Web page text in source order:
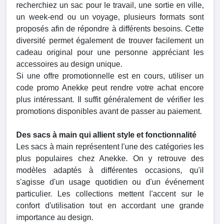
recherchiez un sac pour le travail, une sortie en ville,
un week-end ou un voyage, plusieurs formats sont
proposés afin de répondre à différents besoins. Cette
diversité permet également de trouver facilement un
cadeau original pour une personne appréciant les
accessoires au design unique.
Si une offre promotionnelle est en cours, utiliser un
code promo Anekke peut rendre votre achat encore
plus intéressant. Il suffit généralement de vérifier les
promotions disponibles avant de passer au paiement.
Des sacs à main qui allient style et fonctionnalité
Les sacs à main représentent l'une des catégories les
plus populaires chez Anekke. On y retrouve des
modèles adaptés à différentes occasions, qu'il
s'agisse d'un usage quotidien ou d'un événement
particulier. Les collections mettent l'accent sur le
confort d'utilisation tout en accordant une grande
importance au design.